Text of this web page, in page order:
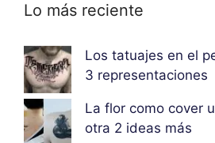
Lo más reciente
Los tatuajes en el
3 representaciones
La flor como cover
otra 2 ideas más